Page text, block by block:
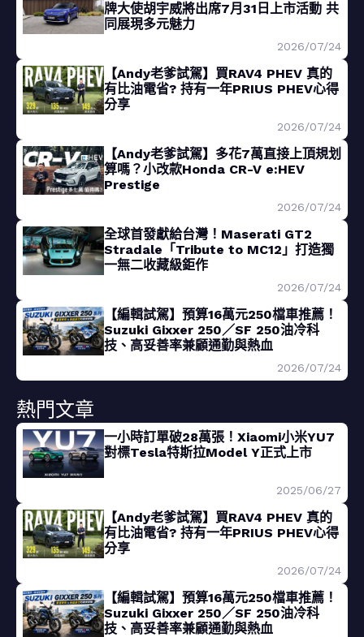
牌大使胡宇威將出席7月31日上市活動 共
同展現多元魅力
2026/07/24
【Andy老爹試駕】買RAV4 PHEV 真的
有比油電省? 持有一年PRIUS PHEV心得
分享
2026/07/24
【Andy老爹試駕】多花7萬直接上頂規划
算嗎？小改款Honda CR-V e:HEV
Prestige
2026/07/24
全球首發獻給台灣！Maserati GT2
Stradale「Tribute to MC12」打造獨
一無二收藏級鉅作
2026/07/24
【編輯試駕】預算16萬元250檔車推薦！
Suzuki Gixxer 250／SF 250油冷科
技、高妥善率兼顧通勤與熱血
2026/07/24
熱門文章
一小時訂單破28萬張！Xiaomi小米YU7
對標Tesla特斯拉Model Y正式上市
2025/06/27
【Andy老爹試駕】買RAV4 PHEV 真的
有比油電省? 持有一年PRIUS PHEV心得
分享
2026/07/24
【編輯試駕】預算16萬元250檔車推薦！
Suzuki Gixxer 250／SF 250油冷科
技、高妥善率兼顧通勤與熱血